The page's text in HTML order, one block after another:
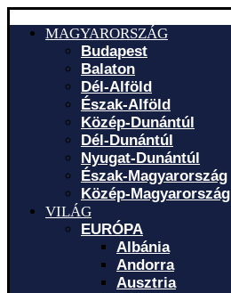
MAGYARORSZÁG
Budapest
Balaton
Dél-Alföld
Észak-Alföld
Közép-Dunántúl
Dél-Dunántúl
Nyugat-Dunántúl
Észak-Magyarország
Közép-Magyarország
VILÁG
EURÓPA
Albánia
Andorra
Ausztria